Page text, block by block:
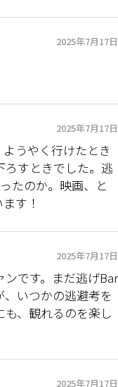
2025年7月17日
2025年7月17日
うやく行けたとき
ろすときでした。逃
たのか。映画、と
す！
2025年7月17日
です。まだ逃げBar
いつかの逃避考を
、観れるのを楽し
2025年7月17日